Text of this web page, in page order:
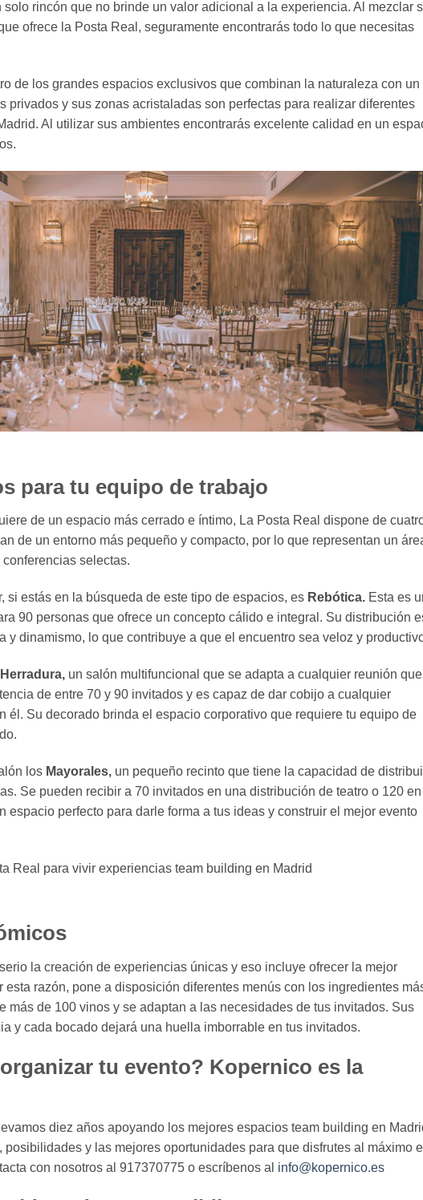
rincón que no brinde un valor adicional a la experiencia. Al mezclar
ofrece la Posta Real, seguramente encontrarás todo lo que necesitas
de los grandes espacios exclusivos que combinan la naturaleza con un
privados y sus zonas acristaladas son perfectas para realizar diferentes
Al utilizar sus ambientes encontrarás excelente calidad en un
para tu equipo de trabajo
de un espacio más cerrado e íntimo, La Posta Real dispone de
de un entorno más pequeño y compacto, por lo que representan un
selectas.
si estás en la búsqueda de este tipo de espacios, es Rebótica. Esta es
90 personas que ofrece un concepto cálido e integral. Su distribución
y dinamismo, lo que contribuye a que el encuentro sea veloz y
Herradura, un salón multifuncional que se adapta a cualquier reunión que
de entre 70 y 90 invitados y es capaz de dar cobijo a cualquier
él. Su decorado brinda el espacio corporativo que requiere tu equipo de
los Mayorales, un pequeño recinto que tiene la capacidad de
Se pueden recibir a 70 invitados en una distribución de teatro o 120 en
espacio perfecto para darle forma a tus ideas y construir el mejor evento
la creación de experiencias únicas y eso incluye ofrecer la mejor
esta razón, pone a disposición diferentes menús con los ingredientes
más de 100 vinos y se adaptan a las necesidades de tus invitados. Sus
y cada bocado dejará una huella imborrable en tus invitados.
tu evento? Kopernico es la
diez años apoyando los mejores espacios team building en
posibilidades y las mejores oportunidades para que disfrutes al máximo
con nosotros al 917370775 o escríbenos al info@kopernico.es